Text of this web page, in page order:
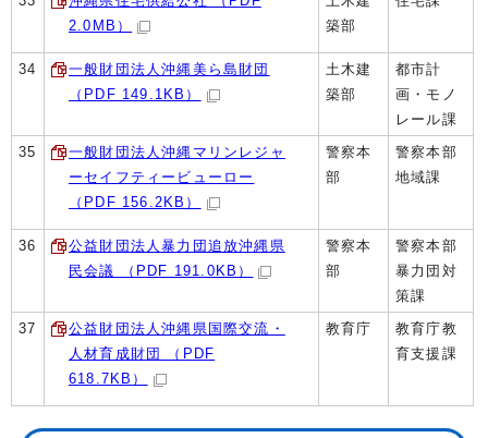
2.0MB）
築部
34
一般財団法人沖縄美ら島財団
（PDF 149.1KB）
土木建
築部
都市計
画・モノ
レール課
35
一般財団法人沖縄マリンレジャ
ーセイフティービューロー
（PDF 156.2KB）
警察本
部
警察本部
地域課
36
公益財団法人暴力団追放沖縄県
民会議 （PDF 191.0KB）
警察本
部
警察本部
暴力団対
策課
37
公益財団法人沖縄県国際交流・
人材育成財団 （PDF
618.7KB）
教育庁
教育庁教
育支援課